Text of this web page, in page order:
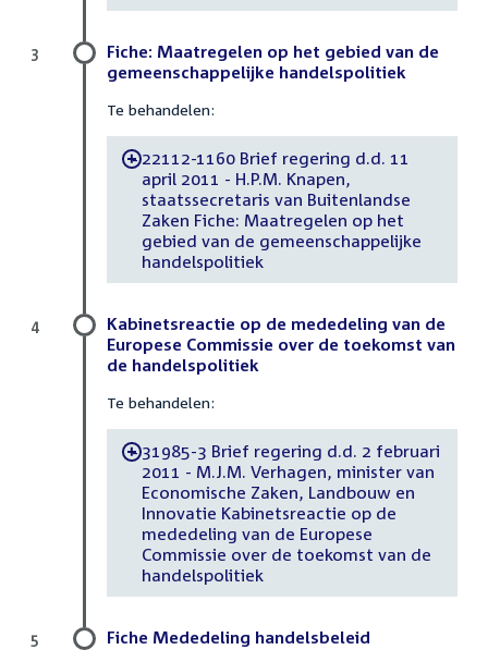
Fiche: Maatregelen op het gebied van de
gemeenschappelijke handelspolitiek
Te behandelen:
-22112-1160 Brief regering d.d. 11
april 2011 - H.P.M. Knapen,
staatssecretaris van Buitenlandse
Zaken Fiche: Maatregelen op het
gebied van de gemeenschappelijke
handelspolitiek
3
Kabinetsreactie op de mededeling van de
Europese Commissie over de toekomst van
de handelspolitiek
Te behandelen:
-31985-3 Brief regering d.d. 2 februari
2011 - M.J.M. Verhagen, minister van
Economische Zaken, Landbouw en
Innovatie Kabinetsreactie op de
mededeling van de Europese
Commissie over de toekomst van de
handelspolitiek
4
Fiche Mededeling handelsbeleid
5